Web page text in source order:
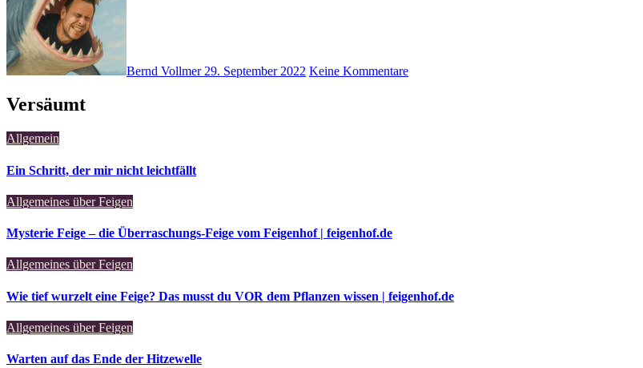
Bernd Vollmer 29. September 2022 Keine Kommentare
Versäumt
Allgemein
Ein Schritt, der mir nicht leichtfällt
Allgemeines über Feigen
Mysterie Feige – die Überraschungs-Feige vom Feigenhof | feigenhof.de
Allgemeines über Feigen
Wie tief wurzelt eine Feige? Das musst du VOR dem Pflanzen wissen | feigenhof.de
Allgemeines über Feigen
Warten auf das Ende der Hitzewelle